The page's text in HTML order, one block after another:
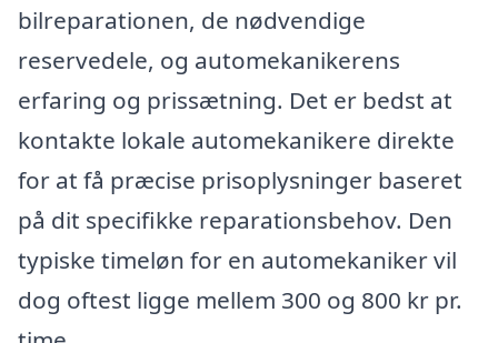
bilreparationen, de nødvendige
reservedele, og automekanikerens
erfaring og prissætning. Det er bedst at
kontakte lokale automekanikere direkte
for at få præcise prisoplysninger baseret
på dit specifikke reparationsbehov. Den
typiske timeløn for en automekaniker vil
dog oftest ligge mellem 300 og 800 kr pr.